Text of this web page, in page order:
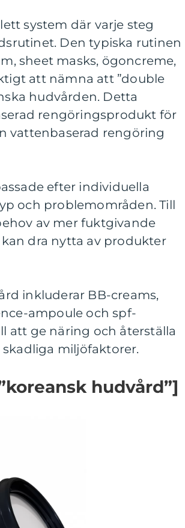
system där varje steg
Den typiska rutinen
sheet masks, ögoncreme,
att nämna att ”double
hudvården. Detta
rengöringsprodukt för
vattenbaserad rengöring
efter individuella
och problemområden. Till
av mer fuktgivande
dra nytta av produkter
inkluderar BB-creams,
ampoule och spf-
att ge näring och återställa
miljöfaktorer.
hudvård”]